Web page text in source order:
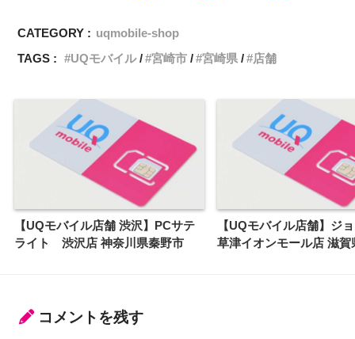
CATEGORY : uqmobile-shop
TAGS :
UQモバイル 宮崎市 宮崎県 店舗
【UQモバイル店舗 渋沢】PCサテ
ライト 渋沢店 神奈川県秦野市
【UQモバイル店舗】
草津イオンモール店 滋賀
コメントを残す